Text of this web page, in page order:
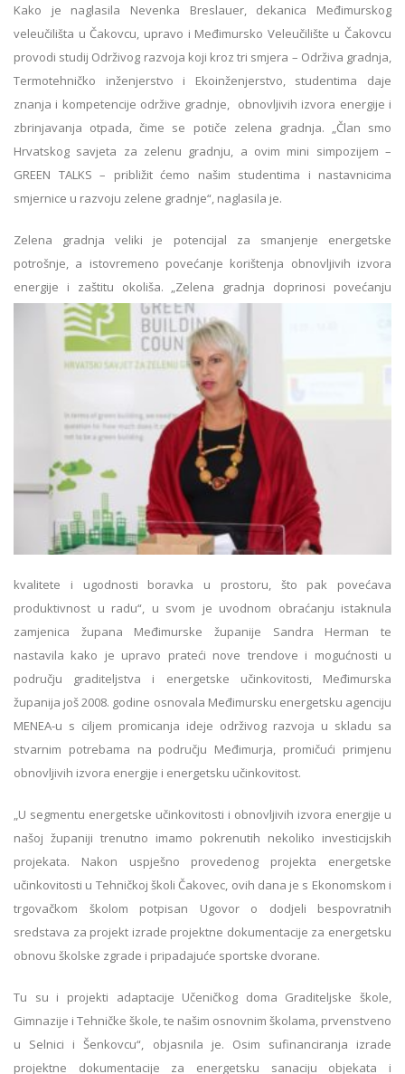
Kako je naglasila Nevenka Breslauer, dekanica Međimurskog
veleučilišta u Čakovcu, upravo i Međimursko Veleučilište u Čakovcu
provodi studij Održivog razvoja koji kroz tri smjera – Održiva gradnja,
Termotehničko inženjerstvo i Ekoinženjerstvo, studentima daje
znanja i kompetencije održive gradnje, obnovljivih izvora energije i
zbrinjavanja otpada, čime se potiče zelena gradnja. „Član smo
Hrvatskog savjeta za zelenu gradnju, a ovim mini simpozijem –
GREEN TALKS – približit ćemo našim studentima i nastavnicima
smjernice u razvoju zelene gradnje“, naglasila je.
Zelena gradnja veliki je potencijal za smanjenje energetske
potrošnje, a istovremeno povećanje korištenja obnovljivih izvora
energije i zaštitu okoliša. „Zelena gradnja doprinosi povećanju
kvalitete i ugodnosti boravka u prostoru, što pak povećava
produktivnost u radu“, u svom je uvodnom obraćanju istaknula
zamjenica župana Međimurske županije Sandra Herman te
nastavila kako je upravo prateći nove trendove i mogućnosti u
području graditeljstva i energetske učinkovitosti, Međimurska
županija još 2008. godine osnovala Međimursku energetsku agenciju
MENEA-u s ciljem promicanja ideje održivog razvoja u skladu sa
stvarnim potrebama na području Međimurja, promičući primjenu
obnovljivih izvora energije i energetsku učinkovitost.
„U segmentu energetske učinkovitosti i obnovljivih izvora energije u
našoj županiji trenutno imamo pokrenutih nekoliko investicijskih
projekata. Nakon uspješno provedenog projekta energetske
učinkovitosti u Tehničkoj školi Čakovec, ovih dana je s Ekonomskom i
trgovačkom školom potpisan Ugovor o dodjeli bespovratnih
sredstava za projekt izrade projektne dokumentacije za energetsku
obnovu školske zgrade i pripadajuće sportske dvorane.
Tu su i projekti adaptacije Učeničkog doma Graditeljske škole,
Gimnazije i Tehničke škole, te našim osnovnim školama, prvenstveno
u Selnici i Šenkovcu“, objasnila je. Osim sufinanciranja izrade
projektne dokumentacije za energetsku sanaciju objekata i